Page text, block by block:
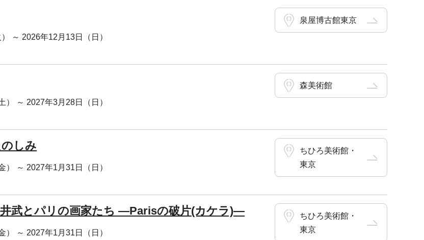
～ 2026年12月13日（日）
泉屋博古館東京
） ～ 2027年3月28日（日）
森美術館
しみ
） ～ 2027年1月31日（日）
ちひろ美術館・
東京
井武とパリの画家たち ―Parisの破片(カケラ)―
） ～ 2027年1月31日（日）
ちひろ美術館・
東京